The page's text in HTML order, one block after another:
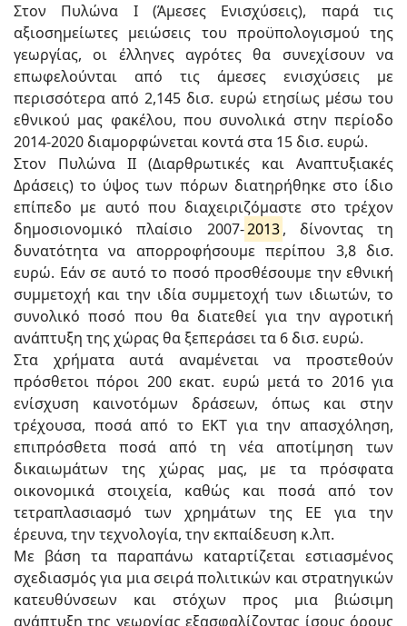
Στον Πυλώνα Ι (Άμεσες Ενισχύσεις), παρά τις
αξιοσημείωτες μειώσεις του προϋπολογισμού της
γεωργίας, οι έλληνες αγρότες θα συνεχίσουν να
επωφελούνται από τις άμεσες ενισχύσεις με
περισσότερα από 2,145 δισ. ευρώ ετησίως μέσω του
εθνικού μας φακέλου, που συνολικά στην περίοδο
2014-2020 διαμορφώνεται κοντά στα 15 δισ. ευρώ.
Στον Πυλώνα ΙΙ (Διαρθρωτικές και Αναπτυξιακές
Δράσεις) το ύψος των πόρων διατηρήθηκε στο ίδιο
επίπεδο με αυτό που διαχειριζόμαστε στο τρέχον
δημοσιονομικό πλαίσιο 2007-2013 , δίνοντας τη
δυνατότητα να απορροφήσουμε περίπου 3,8 δισ.
ευρώ. Εάν σε αυτό το ποσό προσθέσουμε την εθνική
συμμετοχή και την ιδία συμμετοχή των ιδιωτών, το
συνολικό ποσό που θα διατεθεί για την αγροτική
ανάπτυξη της χώρας θα ξεπεράσει τα 6 δισ. ευρώ.
Στα χρήματα αυτά αναμένεται να προστεθούν
πρόσθετοι πόροι 200 εκατ. ευρώ μετά το 2016 για
ενίσχυση καινοτόμων δράσεων, όπως και στην
τρέχουσα, ποσά από το ΕΚΤ για την απασχόληση,
επιπρόσθετα ποσά από τη νέα αποτίμηση των
δικαιωμάτων της χώρας μας, με τα πρόσφατα
οικονομικά στοιχεία, καθώς και ποσά από τον
τετραπλασιασμό των χρημάτων της ΕΕ για την
έρευνα, την τεχνολογία, την εκπαίδευση κ.λπ.
Με βάση τα παραπάνω καταρτίζεται εστιασμένος
σχεδιασμός για μια σειρά πολιτικών και στρατηγικών
κατευθύνσεων και στόχων προς μια βιώσιμη
ανάπτυξη της γεωργίας εξασφαλίζοντας ίσους όρους